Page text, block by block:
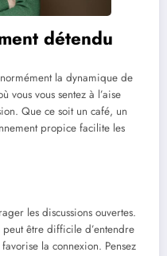
détendu
la dynamique de
vous vous sentez à l’aise
Que ce soit un café, un
propice facilite les
les discussions ouvertes.
être difficile d’entendre
la connexion. Pensez